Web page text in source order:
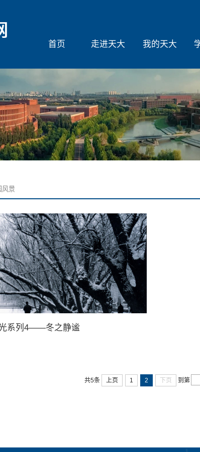
首页 走进天大 我的天大
风景
系列4——冬之静谧
共5条 上页 1 2 下页 到第